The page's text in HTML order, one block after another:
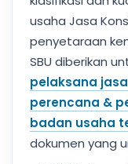
usaha Jasa
penyetaraan
SBU diberikan
pelaksana
perencana &
badan usaha
dokumen yang